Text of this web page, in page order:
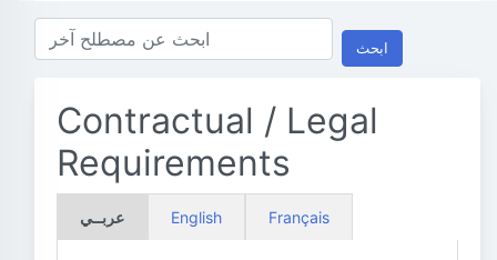
ابحث
Contractual / Legal
Requirements
عربــي English Français